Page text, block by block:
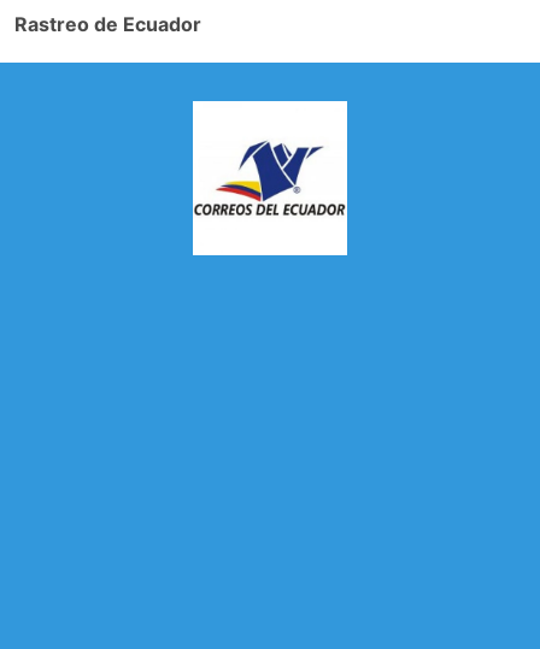
Rastreo de Ecuador